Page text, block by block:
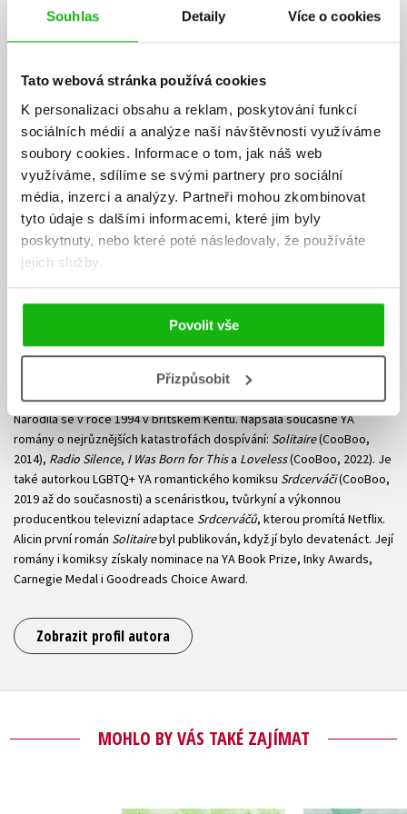
Souhlas Detaily Více o cookies
Tato webová stránka používá cookies
K personalizaci obsahu a reklam, poskytování funkcí
sociálních médií a analýze naší návštěvnosti využíváme
soubory cookies. Informace o tom, jak náš web
využíváme, sdílíme se svými partnery pro sociální
média, inzerci a analýzy. Partneři mohou zkombinovat
tyto údaje s dalšími informacemi, které jim byly
poskytnuty, nebo které poté následovaly, že používáte
jejich služby.
Povolit vše
Přizpůsobit
Alice Oseman
Alice Oseman je oceňovaná spisovatelka, ilustrátorka a scenáristka.
Narodila se v roce 1994 v britském Kentu. Napsala současné YA
romány o nejrůznějších katastrofách dospívání: Solitaire(CooBoo,
2014), Radio Silence, I Was Born for Thisa Loveless(CooBoo, 2022). Je
také autorkou LGBTQ+ YA romantického komiksu Srdcerváči(CooBoo,
2019 až do současnosti) a scenáristkou, tvůrkyní a výkonnou
producentkou televizní adaptace Srdcerváčů, kterou promítá Netflix.
Alicin první román Solitairebyl publikován, když jí bylo devatenáct. Její
romány i komiksy získaly nominace na YA Book Prize, Inky Awards,
Carnegie Medal i Goodreads Choice Award.
Zobrazit profil autora
MOHLO BY VÁS TAKÉ ZAJÍMAT